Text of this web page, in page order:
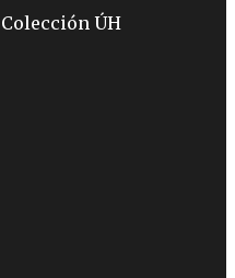
Colección ÚH